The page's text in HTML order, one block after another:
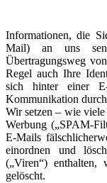
Informationen, die
Mail) an uns
Übertragungsweg
Regel auch Ihre
sich hinter einer E-
Kommunikation
Wir setzen – wie
Werbung („SPAM-
E-Mails
einordnen und
(„Viren“) enthalten,
gelöscht.